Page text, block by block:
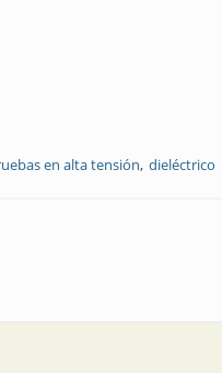
en alta tensión dieléctrico